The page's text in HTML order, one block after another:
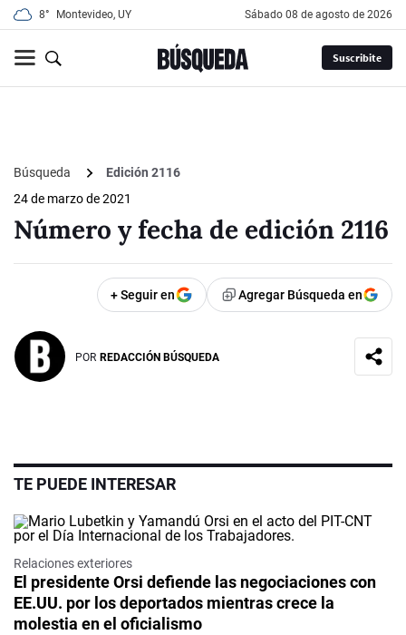
8° Montevideo, UY sábado 08 de agosto de 2026
Suscribite
Búsqueda
Edición 2116
24 de marzo de 2021
Número y fecha de edición 2116
+ Seguir en Agregar Búsqueda en
POR REDACCIÓN BÚSQUEDA
TE PUEDE INTERESAR
Relaciones exteriores
El presidente Orsi defiende las negociaciones con
EE.UU. por los deportados mientras crece la
molestia en el oficialismo